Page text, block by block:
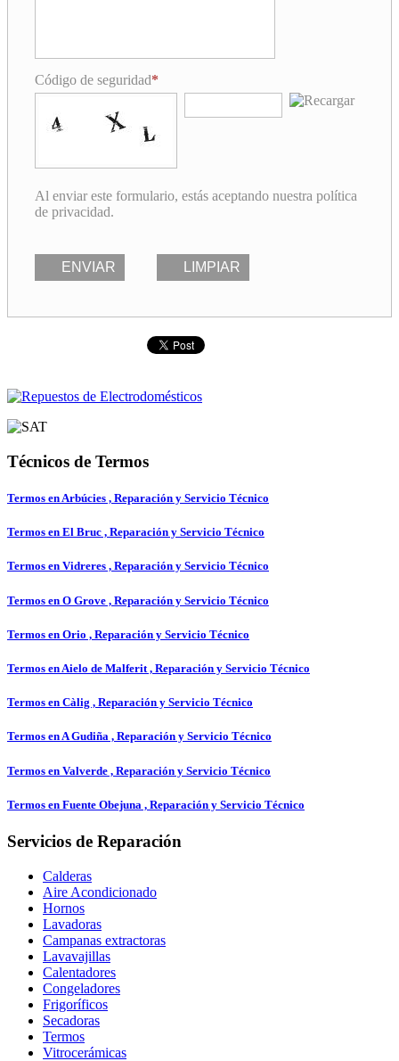
Código de seguridad
Al enviar este formulario, estás aceptando nuestra política
de privacidad.
ENVIAR LIMPIAR
Técnicos de Termos
Termos en Arbúcies , Reparación y Servicio Técnico
Termos en El Bruc , Reparación y Servicio Técnico
Termos en Vidreres , Reparación y Servicio Técnico
Termos en O Grove , Reparación y Servicio Técnico
Termos en Orio , Reparación y Servicio Técnico
Termos en Aielo de Malferit , Reparación y Servicio Técnico
Termos en Càlig , Reparación y Servicio Técnico
Termos en A Gudiña , Reparación y Servicio Técnico
Termos en Valverde , Reparación y Servicio Técnico
Termos en Fuente Obejuna , Reparación y Servicio Técnico
Servicios de Reparación
Calderas
Aire Acondicionado
Hornos
Lavadoras
Campanas extractoras
Lavavajillas
Calentadores
Congeladores
Frigoríficos
Secadoras
Termos
Vitrocerámicas